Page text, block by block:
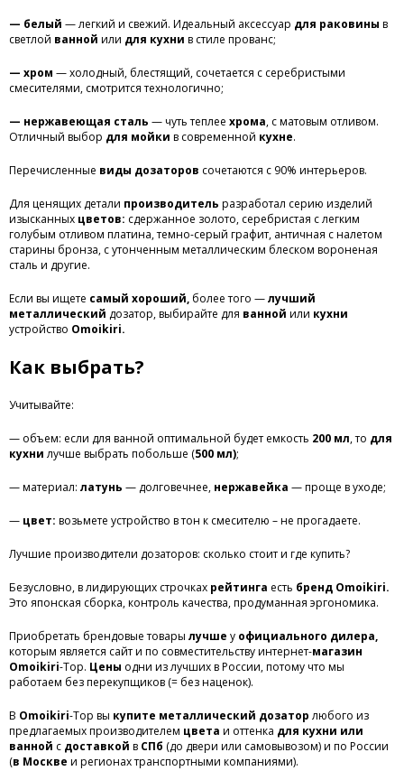
— белый — легкий и свежий. Идеальный аксессуар для раковины в
светлой ванной или для кухни в стиле прованс;
— хром — холодный, блестящий, сочетается с серебристыми
смесителями, смотрится технологично;
— нержавеющая сталь — чуть теплее хрома, с матовым отливом.
Отличный выбор для мойки в современной кухне.
Перечисленные виды дозаторов сочетаются с 90% интерьеров.
Для ценящих детали производитель разработал серию изделий
изысканных цветов: сдержанное золото, серебристая с легким
голубым отливом платина, темно-серый графит, античная с налетом
старины бронза, с утонченным металлическим блеском вороненая
сталь и другие.
Если вы ищете самый хороший, более того —лучший
металлический дозатор, выбирайте для ванной или кухни
устройство Omoikiri.
Как выбрать?
Учитывайте:
— объем: если для ванной оптимальной будет емкость 200 мл, то для
кухни лучше выбрать побольше (500 мл);
— материал: латунь — долговечнее, нержавейка — проще в уходе;
— цвет: возьмете устройство в тон к смесителю – не прогадаете.
Лучшие производители дозаторов: сколько стоит и где купить?
Безусловно, в лидирующих строчках рейтинга есть бренд Omoikiri.
Это японская сборка, контроль качества, продуманная эргономика.
Приобретать брендовые товары лучше у официального дилера,
которым является сайт и по совместительству интернет-магазин
Omoikiri-Top. Цены одни из лучших в России, потому что мы
работаем без перекупщиков (= без наценок).
В Omoikiri-Top вы купите металлический дозатор любого из
предлагаемых производителем цвета и оттенка для кухни или
ванной с доставкой в СПб (до двери или самовывозом) и по России
(в Москве и регионах транспортными компаниями).